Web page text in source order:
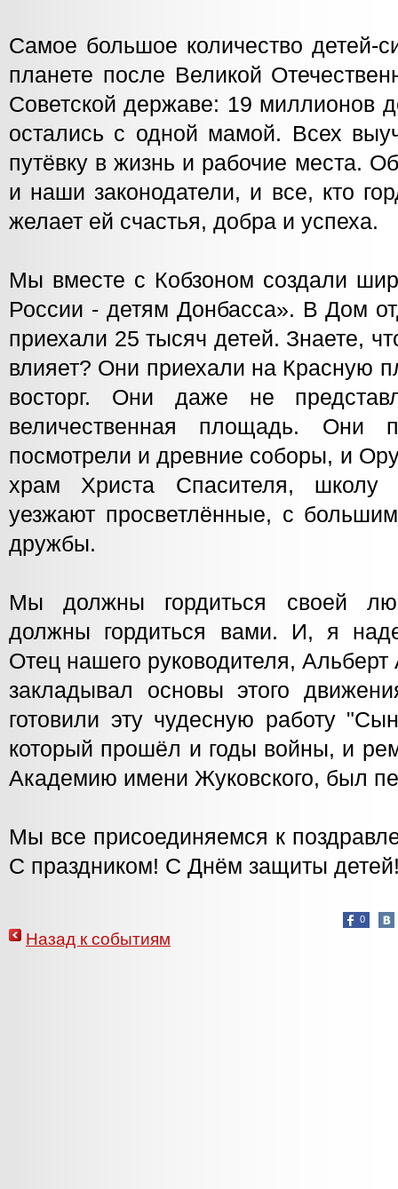
Самое большое количество детей-
планете после Великой
Советской державе: 19 миллионов
остались с одной мамой. Всех
путёвку в жизнь и рабочие места.
и наши законодатели, и все, кто
желает ей счастья, добра и успеха.
Мы вместе с Кобзоном создали
России - детям Донбасса». В Дом
приехали 25 тысяч детей. Знаете,
влияет? Они приехали на Красную
восторг. Они даже не
величественная площадь.
посмотрели и древние соборы, и
храм Христа Спасителя,
уезжают просветлённые, с
дружбы.
Мы должны гордиться своей
должны гордиться вами. И, я
Отец нашего руководителя,
закладывал основы этого
готовили эту чудесную работу
который прошёл и годы войны, и
Академию имени Жуковского, был
Мы все присоединяемся к
С праздником! С Днём защиты
0
Назад к событиям